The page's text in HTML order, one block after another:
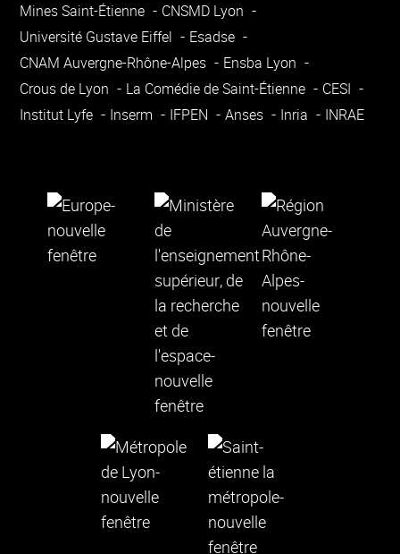
Mines Saint-Étienne
CNSMD Lyon
Université Gustave Eiffel
Esadse
CNAM Auvergne-Rhône-Alpes
Ensba Lyon
Crous de Lyon
La Comédie de Saint-Étienne
CESI
Institut Lyfe
Inserm IFPEN Anses Inria INRAE